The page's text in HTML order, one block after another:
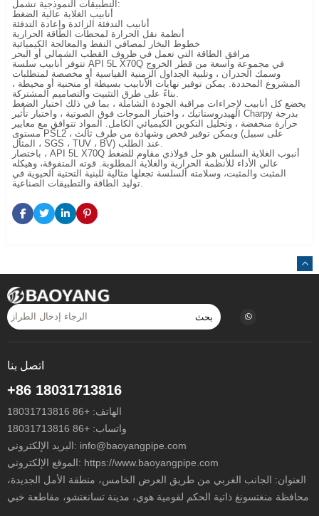
التطبيقات النموذجية تشمل:
أنابيب الغلاية عالية الضغط
أنابيب التدفئة الزائدة وإعادة التدفئة
أنظمة نقل الحرارة لمحطات الطاقة الحرارية
خطوط البخار لمصافي النفط والمعالجة الكيميائية
مرافق الطاقة التي تعمل في ظروف القطب الشمالي أو البحر
تتوفر أنابيب سلسة API 5L X70Q في مجموعة واسعة من قطر الخروج
وسمك الجدران ، وتلبية الجداول الزمنية القياسية أو مخصصة لمتطلبات
المشروع المحددة. يمكن توفير نهايات الأنابيب بسيطة أو منحنية أو مخيطة ،
يخضع كل أنابيب لإجراءات مراقبة الجودة الشاملة ، بما في ذلك اختبار الضغط
الهيدروستاتيك ، واختبار الموجات فوق الصوتية ، واختبار تأثير Charpy بدرجة
حرارة منخفضة ، وتحليل التكوين الكيميائي الكامل. المواد تتوافق مع معايير
مستوى PSL2 ، ويمكن توفير فحص وشهادة من طرف ثالث (على سبيل
باختصار ، API 5L X70Q أنبوب الغلاية السلس هو حل فولاذي مقاوم للضغط
عالي الأداء للأنظمة الحرارية والغلاية المطلوبة. قوته المتفوقة، وهيكله
المثبت والمثبت، وسلامته السلسة تجعلها مثالية للبنية التحتية الحيوية في
بحث
اتصل بنا
+86 18031713816
الهاتف: +86 18031713816
واتساب: +86 18031713816
البريد الإلكتروني: info@baoyangpipe.com
الموقع الإلكتروني: https://www.baoyangpipe.com
العنوان: الجانب الغربي من طريق العرض الخامس، منطقة الأمل الجديدة،
محافظة منغتسونغ ذاتية الحكم لقومية هوي، مدينة تسانغتشو، مقاطعة خبي